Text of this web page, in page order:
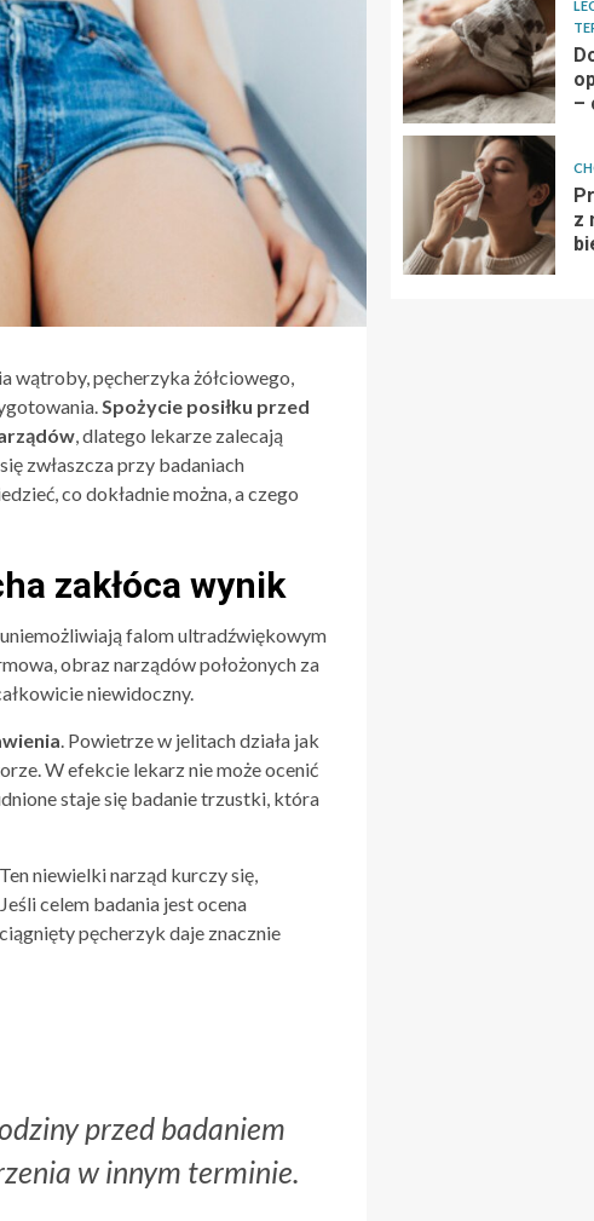
wątroby, pęcherzyka żółciowego,
Spożycie posiłku przed
, dlatego lekarze zalecają
zwłaszcza przy badaniach
co dokładnie można, a czego
zakłóca wynik
falom ultradźwiękowym
obraz narządów położonych za
niewidoczny.
. Powietrze w jelitach działa jak
W efekcie lekarz nie może ocenić
staje się badanie trzustki, która
niewielki narząd kurczy się,
celem badania jest ocena
pęcherzyk daje znacznie
przed badaniem
w innym terminie.
–
z